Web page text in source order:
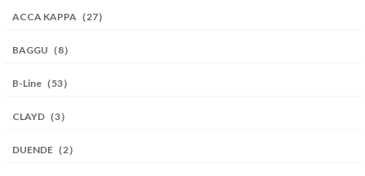
ACCA KAPPA（27）
BAGGU（8）
B-Line（53）
CLAYD（3）
DUENDE（2）